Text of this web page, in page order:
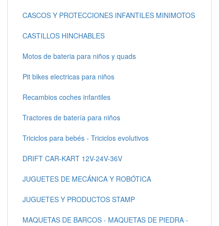
CASCOS Y PROTECCIONES INFANTILES MINIMOTOS
CASTILLOS HINCHABLES
Motos de bateria para niños y quads
Pit bikes electricas para niños
Recambios coches infantiles
Tractores de batería para niños
Triciclos para bebés - Triciclos evolutivos
DRIFT CAR-KART 12V-24V-36V
JUGUETES DE MECÁNICA Y ROBÓTICA
JUGUETES Y PRODUCTOS STAMP
MAQUETAS DE BARCOS - MAQUETAS DE PIEDRA -